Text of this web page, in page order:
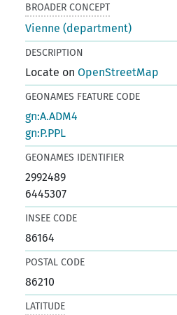
BROADER CONCEPT
Vienne (department)
DESCRIPTION
Locate onOpenStreetMap
GEONAMES FEATURE CODE
gn:A.ADM4
gn:P.PPL
GEONAMES IDENTIFIER
2992489
6445307
INSEE CODE
86164
POSTAL CODE
86210
LATITUDE